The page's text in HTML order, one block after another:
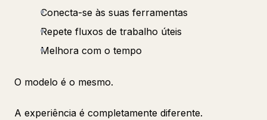
Conecta-se às suas ferramentas
Repete fluxos de trabalho úteis
Melhora com o tempo
O modelo é o mesmo.
A experiência é completamente diferente.